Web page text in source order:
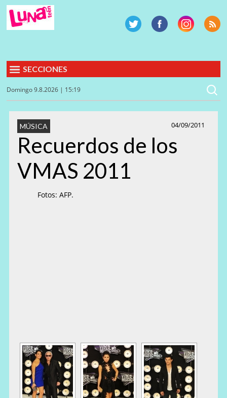
SECCIONES
Domingo 9.8.2026 | 15:19
04/09/2011
MÚSICA
Recuerdos de los
VMAS 2011
Fotos: AFP.